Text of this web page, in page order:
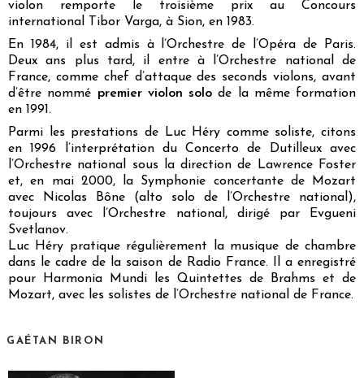
violon remporte le troisième prix au Concours
international Tibor Varga, à Sion, en 1983.
En 1984, il est admis à l’Orchestre de l’Opéra de Paris.
Deux ans plus tard, il entre à l’Orchestre national de
France, comme chef d’attaque des seconds violons, avant
d’être nommé premier violon solo de la même formation
en 1991.
Parmi les prestations de Luc Héry comme soliste, citons
en 1996 l’interprétation du Concerto de Dutilleux avec
l’Orchestre national sous la direction de Lawrence Foster
et, en mai 2000, la Symphonie concertantede Mozart
avec Nicolas Bône (alto solo de l’Orchestre national),
toujours avec l’Orchestre national, dirigé par Evgueni
Svetlanov.
Luc Héry pratique régulièrement la musique de chambre
dans le cadre de la saison de Radio France. Il a enregistré
pour Harmonia Mundi les Quintettes de Brahms et de
Mozart, avec les solistes de l’Orchestre national de France.
GAÉTAN BIRON